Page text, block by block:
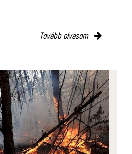
Tovább olvasom